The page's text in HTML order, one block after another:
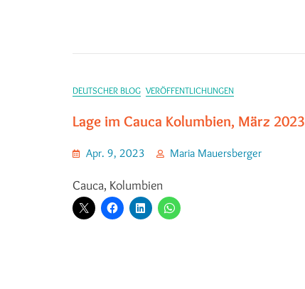
DEUTSCHER BLOG VERÖFFENTLICHUNGEN
Lage im Cauca Kolumbien, März 2023
Apr. 9, 2023 Maria Mauersberger
Cauca, Kolumbien